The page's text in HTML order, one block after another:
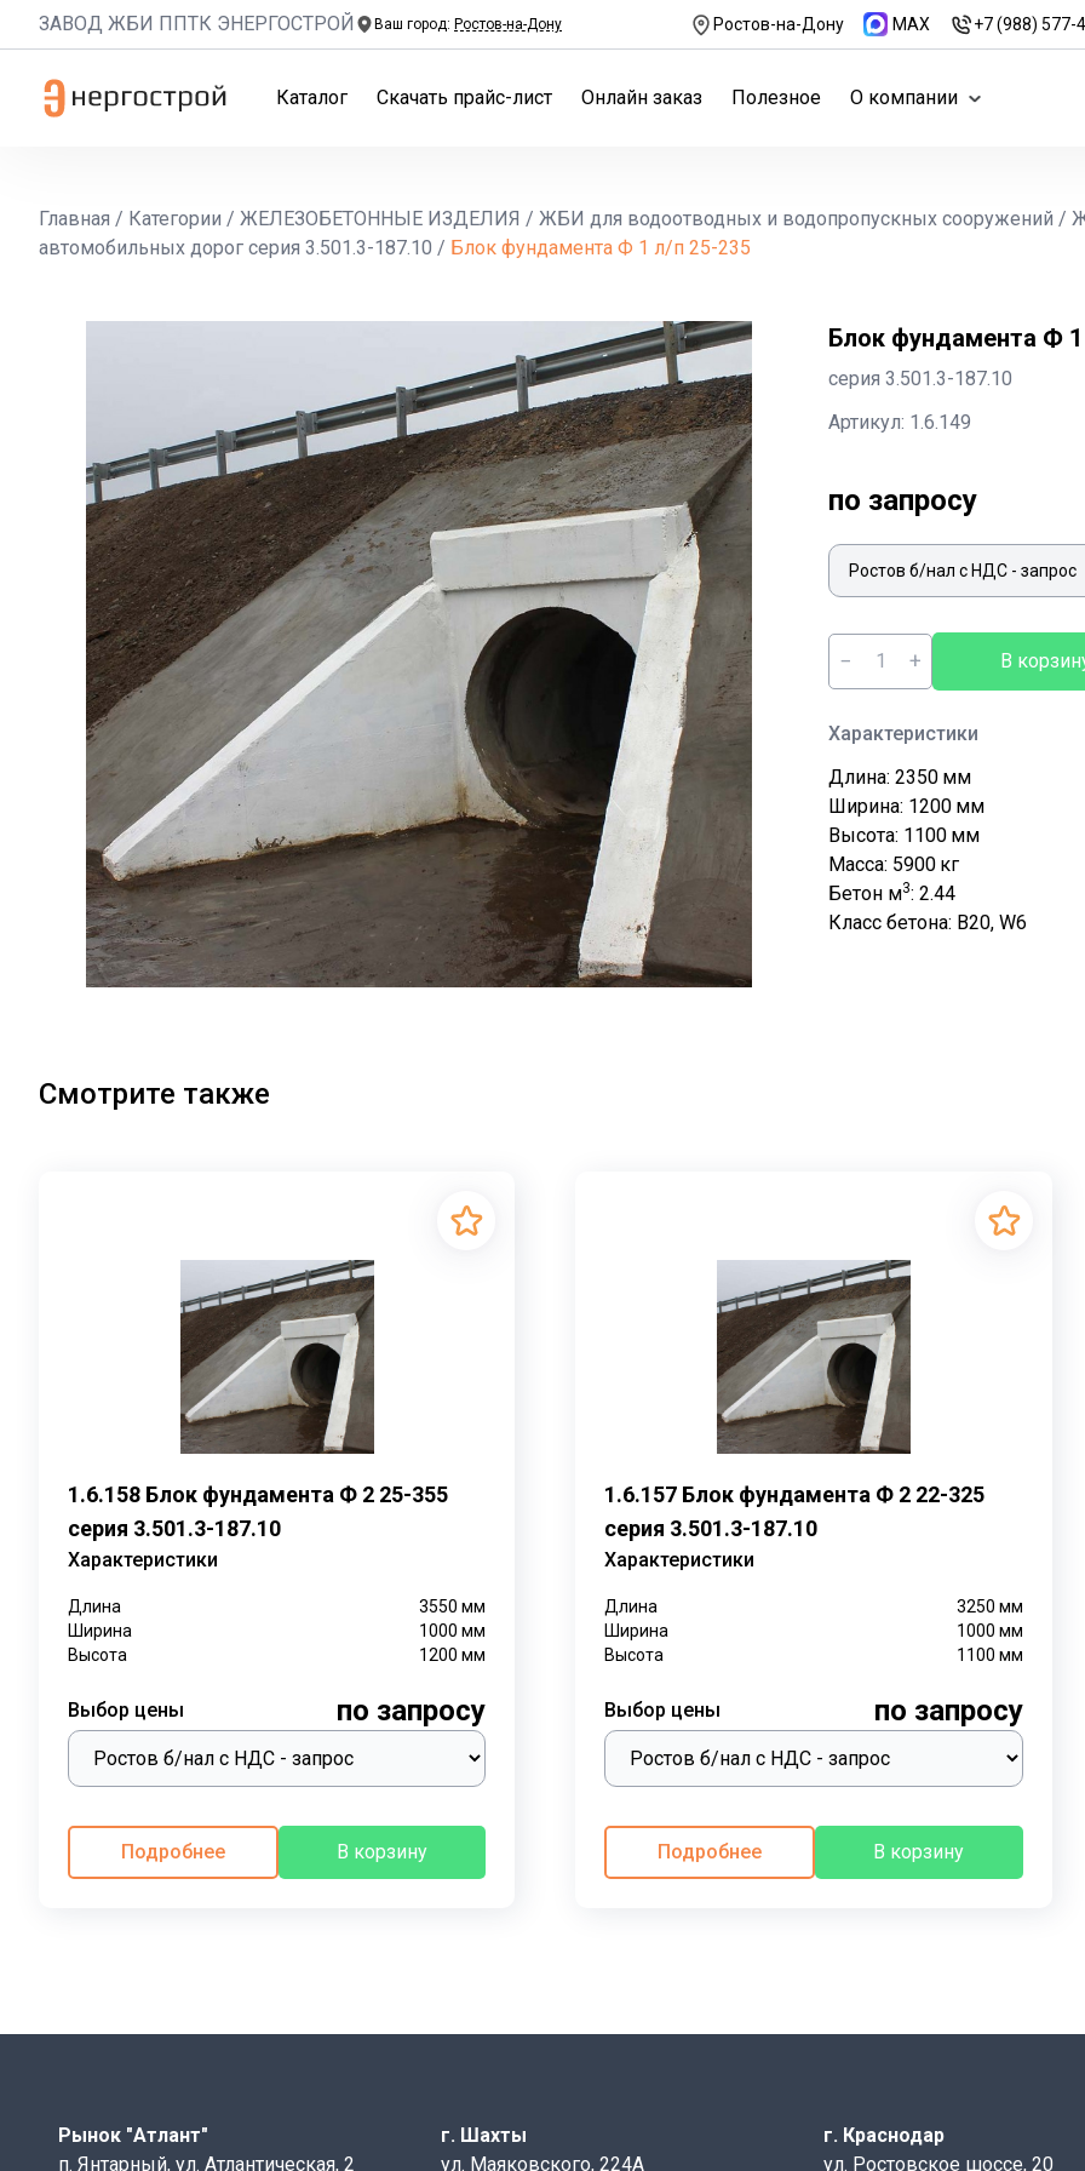
ЗАВОД ЖБИ ППТК ЭНЕРГОСТРОЙ Ваш город: Ростов-на-Дону Ростов-на-Дону MAX +7 (988) 577-
Каталог Скачать прайс-лист Онлайн заказ Полезное О компании
Главная / Категории / ЖЕЛЕЗОБЕТОННЫЕ ИЗДЕЛИЯ / ЖБИ для водоотводных и водопропускных сооружений /
автомобильных дорог серия 3.501.3-187.10 / Блок фундамента Ф 1 л/п 25-235
Блок фундамента Ф
серия 3.501.3-187.10
Артикул: 1.6.149
по запросу
− + В
Характеристики
Длина: 2350 мм
Ширина: 1200 мм
Высота: 1100 мм
Масса: 5900 кг
Бетон м3: 2.44
Класс бетона: В20, W6
Смотрите также
1.6.158 Блок фундамента Ф 2 25-355
серия 3.501.3-187.10
Характеристики
Длина 3550мм
Ширина
1000мм
Высота
1200мм
Выбор цены по запросу
Подробнее В корзину
1.6.157 Блок фундамента Ф 2 22-325
серия 3.501.3-187.10
Характеристики
Длина 3250 мм
Ширина
1000 мм
Высота
1100 мм
Выбор цены по запросу
Подробнее В корзину
Рынок "Атлант"
п. Янтарный, ул. Атлантическая, 2
г. Шахты
ул. Маяковского, 224А
г. Краснодар
ул. Ростовское шоссе, 20